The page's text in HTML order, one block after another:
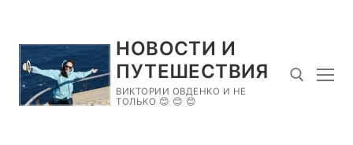
content
НОВОСТИ И
ПУТЕШЕСТВИЯ
ВИКТОРИИ ОВДЕНКО И НЕ
ТОЛЬКО 😊 😊 😊